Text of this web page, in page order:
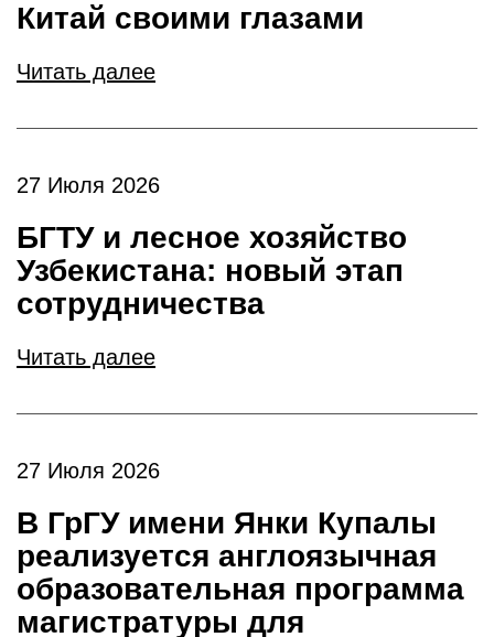
Китай своими глазами
Читать далее
27 Июля 2026
БГТУ и лесное хозяйство
Узбекистана: новый этап
сотрудничества
Читать далее
27 Июля 2026
В ГрГУ имени Янки Купалы
реализуется англоязычная
образовательная программа
магистратуры для